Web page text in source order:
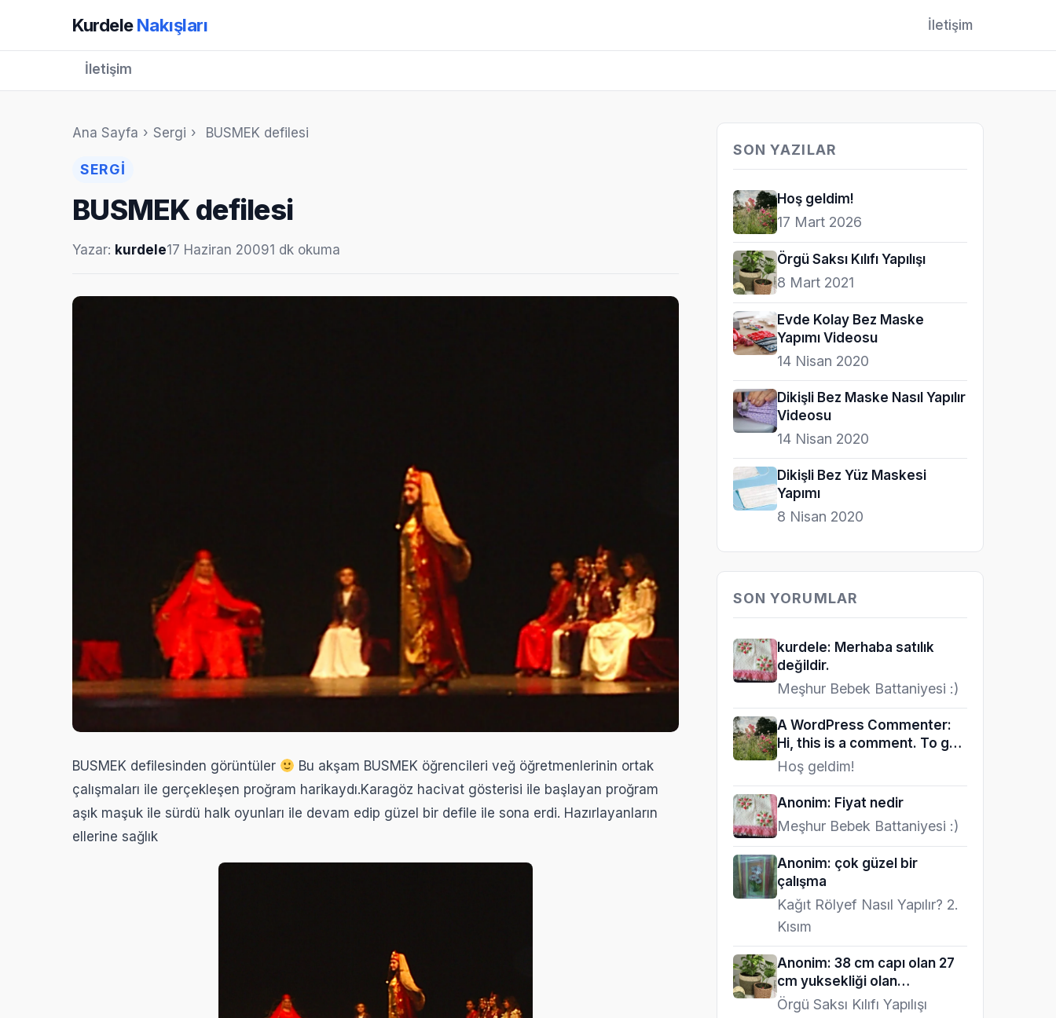
KurdeleNakışları İletişim
İletişim
Ana Sayfa › Sergi › BUSMEK defilesi
SERGI
BUSMEK defilesi
Yazar: kurdele17 Haziran 20091 dk okuma
BUSMEK defilesinden görüntüler
Bu akşam BUSMEK öğrencileri veğ öğretmenlerinin ortak
çalışmaları ile gerçekleşen proğram harikaydı.Karagöz hacivat gösterisi ile başlayan proğram
aşık maşuk ile sürdü halk oyunları ile devam edip güzel bir defile ile sona erdi. Hazırlayanların
ellerine sağlık
SON YAZILAR
Hoş geldim!
17 Mart 2026
Örgü Saksı Kılıfı Yapılışı
8 Mart 2021
Evde Kolay Bez Maske
Yapımı Videosu
14 Nisan 2020
Dikişli Bez Maske Nasıl Yapılır
Videosu
14 Nisan 2020
Dikişli Bez Yüz Maskesi
Yapımı
8 Nisan 2020
SON YORUMLAR
kurdele: Merhaba satılık
değildir.
Meşhur Bebek Battaniyesi :)
A WordPress Commenter:
Hi, this is a comment. To get
started…
Hoş geldim!
Anonim: Fiyat nedir
Meşhur Bebek Battaniyesi :)
Anonim: çok güzel bir
çalışma
Kağıt Rölyef Nasıl Yapılır? 2.
Kısım
Anonim: 38 cm capı olan 27
cm yuksekliği olan…
Örgü Saksı Kılıfı Yapılışı